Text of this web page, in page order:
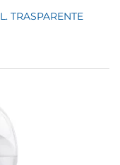
TRASPARENTE